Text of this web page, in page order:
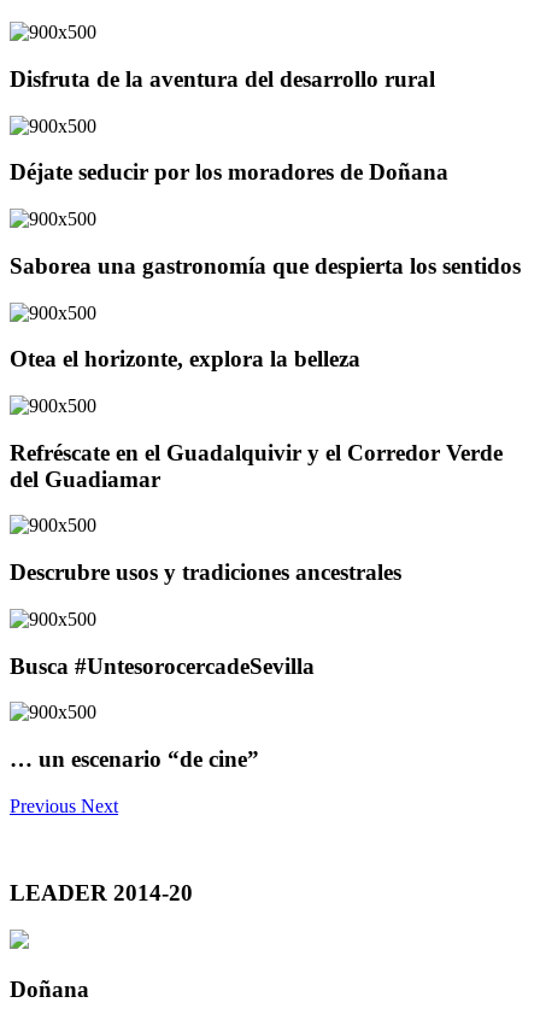
Disfruta de la aventura del desarrollo rural
Déjate seducir por los moradores de Doñana
Saborea una gastronomía que despierta los sentidos
Otea el horizonte, explora la belleza
Refréscate en el Guadalquivir y el Corredor Verde
del Guadiamar
Descrubre usos y tradiciones ancestrales
Busca #UntesorocercadeSevilla
… un escenario “de cine”
Previous Next
LEADER 2014-20
Doñana